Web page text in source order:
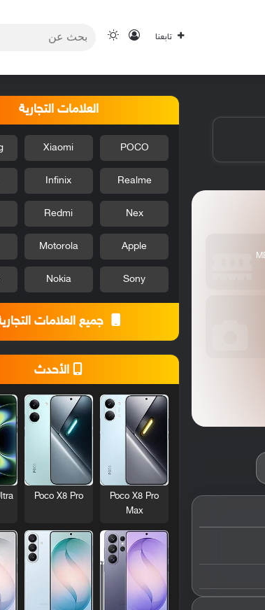
تابعنا تسجيل الدخول
الوضع المظلم
العلامات التجارية
POCO
Xiaomi
Realme
Infinix
Nex
Redmi
Apple
Motorola
Sony
Nokia
جميع العلامات
الأحدث
Poco X8 Pro
Max
Poco X8 Pro